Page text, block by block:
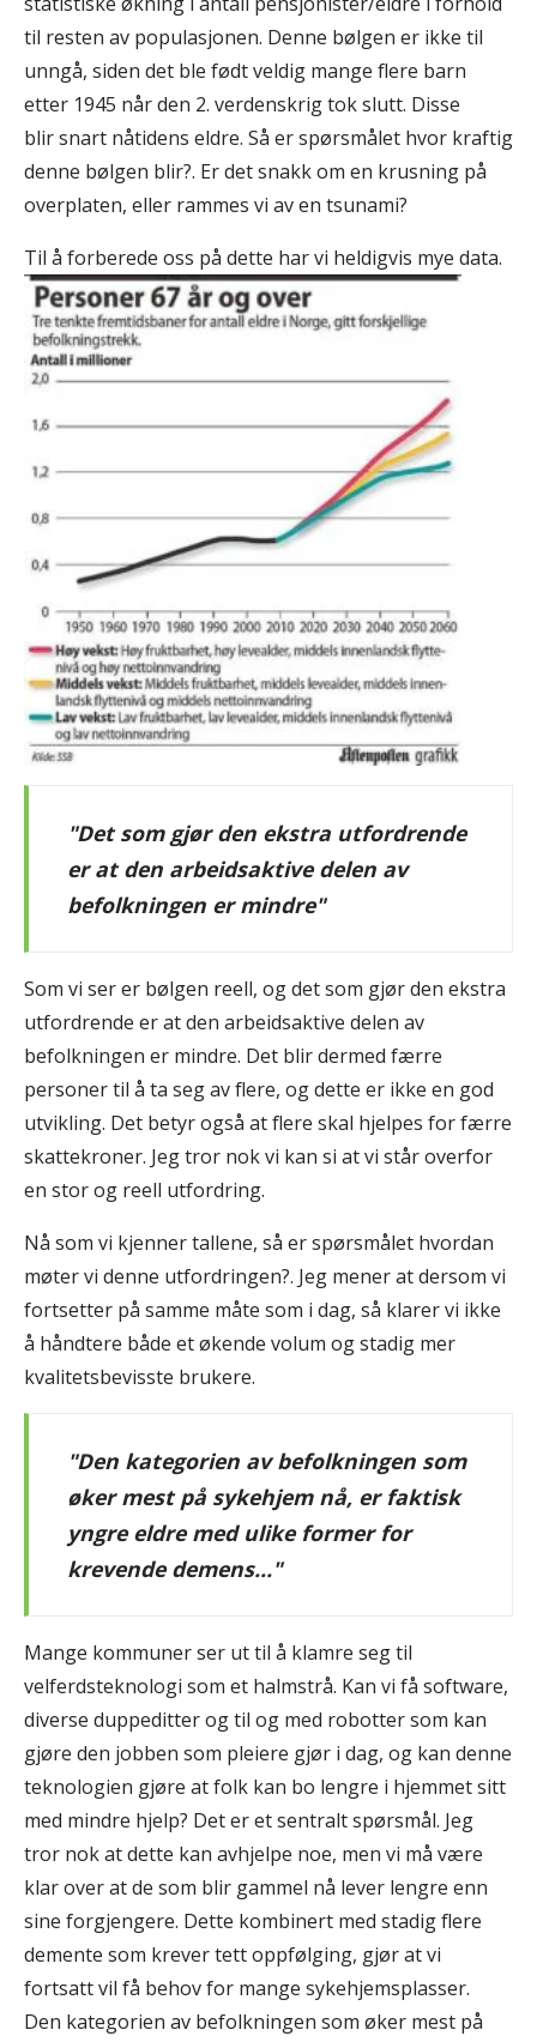
til resten av populasjonen. Denne bølgen er ikke til
unngå, siden det ble født veldig mange flere barn
etter 1945 når den 2. verdenskrig tok slutt. Disse
blir snart nåtidens eldre. Så er spørsmålet hvor kraftig
denne bølgen blir?. Er det snakk om en krusning på
overplaten, eller rammes vi av en tsunami?
Til å forberede oss på dette har vi heldigvis mye data.
"Det som gjør den ekstra utfordrende
er at den arbeidsaktive delen av
befolkningen er mindre"
Som vi ser er bølgen reell, og det som gjør den ekstra
utfordrende er at den arbeidsaktive delen av
befolkningen er mindre. Det blir dermed færre
personer til å ta seg av flere, og dette er ikke en god
utvikling. Det betyr også at flere skal hjelpes for færre
skattekroner. Jeg tror nok vi kan si at vi står overfor
en stor og reell utfordring.
Nå som vi kjenner tallene, så er spørsmålet hvordan
møter vi denne utfordringen?. Jeg mener at dersom vi
fortsetter på samme måte som i dag, så klarer vi ikke
å håndtere både et økende volum og stadig mer
kvalitetsbevisste brukere.
"Den kategorien av befolkningen som
øker mest på sykehjem nå, er faktisk
yngre eldre med ulike former for
krevende demens..."
Mange kommuner ser ut til å klamre seg til
velferdsteknologi som et halmstrå. Kan vi få software,
diverse duppeditter og til og med robotter som kan
gjøre den jobben som pleiere gjør i dag, og kan denne
teknologien gjøre at folk kan bo lengre i hjemmet sitt
med mindre hjelp? Det er et sentralt spørsmål. Jeg
tror nok at dette kan avhjelpe noe, men vi må være
klar over at de som blir gammel nå lever lengre enn
sine forgjengere. Dette kombinert med stadig flere
demente som krever tett oppfølging, gjør at vi
fortsatt vil få behov for mange sykehjemsplasser.
Den kategorien av befolkningen som øker mest på